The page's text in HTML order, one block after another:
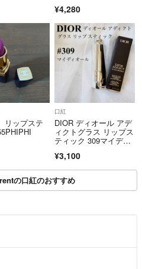
定 ラメ リップ
¥4,280
リップステ
口紅
DIOR ディオール アデ
ィクトグラス リップス
ティック 309マイディ
ス製
¥3,100
の口紅のおすすめ